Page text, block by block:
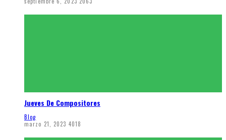
Jueves De Compositores
Blog
marzo 21, 2023 4018